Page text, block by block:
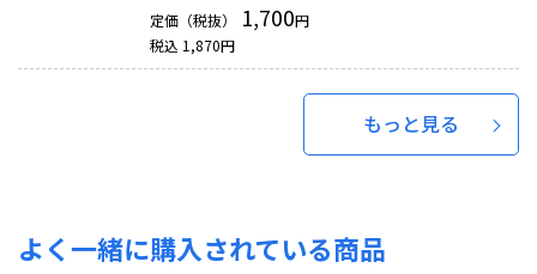
定価（税抜）
1,700円
税込 1,870円
もっと見る
よく一緒に購入されている商品